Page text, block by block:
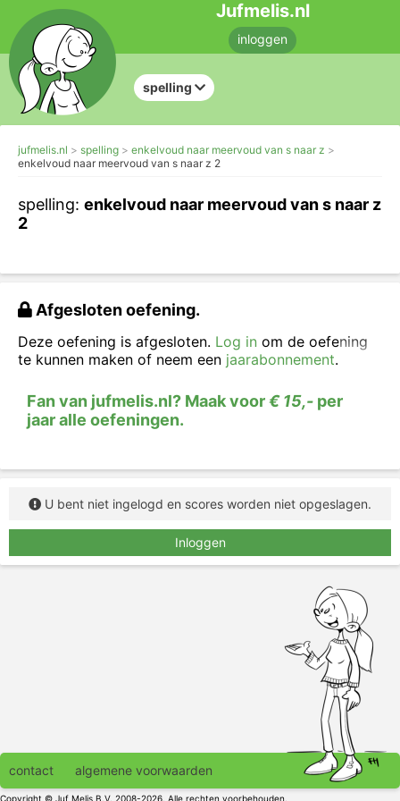
Jufmelis.nl
inloggen
spelling
jufmelis.nl spelling
enkelvoud naar meervoud van s naar z
enkelvoud naar meervoud van s naar z 2
spelling: enkelvoud naar meervoud van s naar z
2
Afgesloten oefening.
Deze oefening is afgesloten. Log in om de oefening
te kunnen maken of neem een jaarabonnement.
Fan van jufmelis.nl? Maak voor€ 15,- per
jaar alle oefeningen.
U bent niet ingelogd en scores worden niet opgeslagen.
Inloggen
contact algemene voorwaarden
Copyright © Juf Melis B.V. 2008-2026. Alle rechten voorbehouden.